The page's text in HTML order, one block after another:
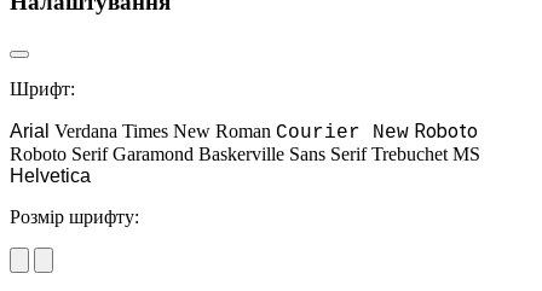
Шрифт:
Arial Verdana Times New Roman Courier New Roboto
Roboto Serif Garamond Baskerville Sans Serif Trebuchet MS
Helvetica
Розмір шрифту: